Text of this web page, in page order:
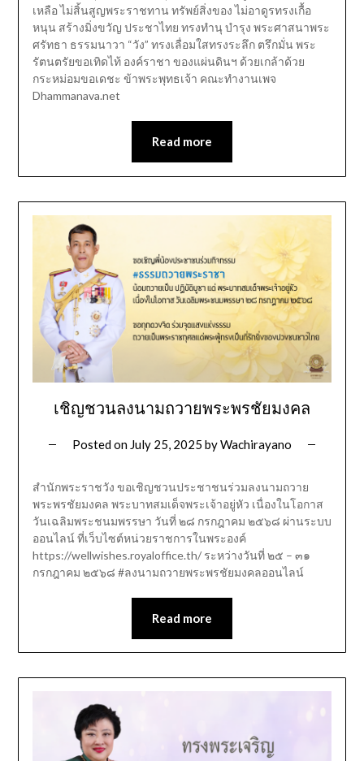
เหลือ ไม่สิ้นสูญพระราชทาน ทรัพย์สิ่งของ ไม่อาดูรทรงเกื้อ
หนุน สร้างมิ่งขวัญ ประชาไทย ทรงทำนุ บำรุง พระศาสนาพระ
ศรัทธา ธรรมนาวา “วัง” ทรงเลื่อมใสทรงระลึก ตรึกมั่น พระ
รัตนตรัยขอเทิดไท้ องค์ราชา ของแผ่นดินฯ ด้วยเกล้าด้วย
กระหม่อมขอเดชะ ข้าพระพุทธเจ้า คณะทำงานเพจ
Dhammanava.net
Read more
เชิญชวนลงนามถวายพระพรชัยมงคล
Posted on July 25, 2025 byWachirayano
สำนักพระราชวัง ขอเชิญชวนประชาชนร่วมลงนามถวาย
พระพรชัยมงคล พระบาทสมเด็จพระเจ้าอยู่หัว เนื่องในโอกาส
วันเฉลิมพระชนมพรรษา วันที่ ๒๘ กรกฎาคม ๒๕๖๘ ผ่านระบบ
ออนไลน์ ที่เว็บไซต์หน่วยราชการในพระองค์
https://wellwishes.royaloffice.th/ ระหว่างวันที่ ๒๕ – ๓๑
กรกฎาคม ๒๕๖๘ #ลงนามถวายพระพรชัยมงคลออนไลน์
Read more